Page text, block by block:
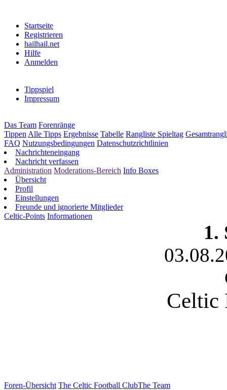
Startseite
Registrieren
hailhail.net
Hilfe
Anmelden
Tippspiel
Impressum
Das Team Forenränge
Tippen Alle Tipps Ergebnisse Tabelle Rangliste Spieltag
FAQ Nutzungsbedingungen Datenschutzrichtlinien
Nachrichteneingang
Nachricht verfassen
Administration Moderations-Bereich Info Boxes
Übersicht
Profil
Einstellungen
Freunde und ignorierte Mitglieder
Celtic-Points Informationen
1.
Celtic
Foren-Übersicht The Celtic Football ClubThe Team